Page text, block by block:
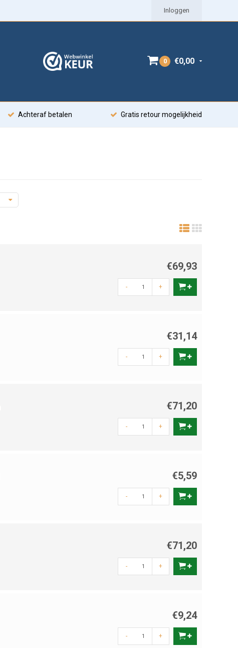
Inloggen
0 €0,00
Achteraf betalen Gratis retour mogelijkheid
€69,93
- +
€31,14
- +
€71,20
- +
€5,59
- +
€71,20
- +
€9,24
- +